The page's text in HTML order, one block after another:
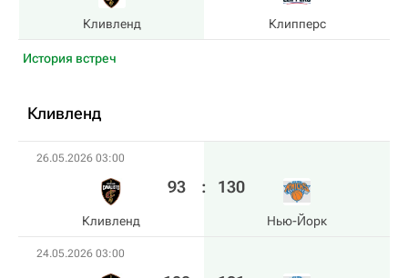
Кливленд Клипперс
История встреч
Кливленд
26.05.2026 03:00
Кливленд
93 : 130
Нью-Йорк
24.05.2026 03:00